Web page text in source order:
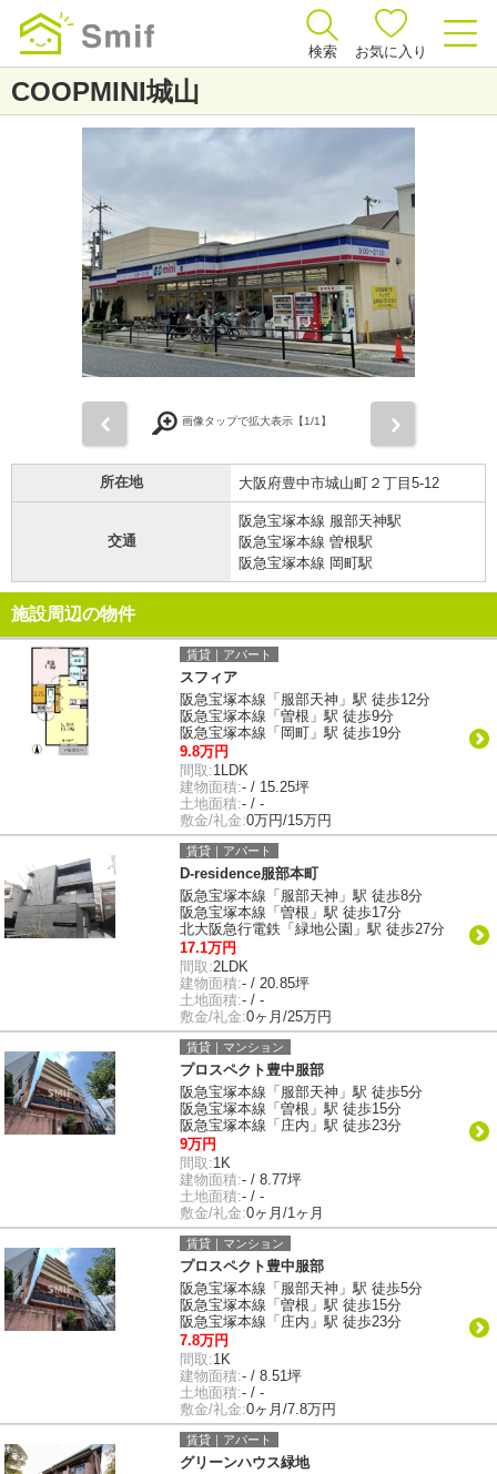
検索 お気に入り
COOPMINI城山
画像タップで拡大表示【1/1】
所在地 大阪府豊中市城山町２丁目5-12
交通
阪急宝塚本線 服部天神駅
阪急宝塚本線 曽根駅
阪急宝塚本線 岡町駅
施設周辺の物件
賃貸｜アパート
スフィア
阪急宝塚本線「服部天神」駅 徒歩12分
阪急宝塚本線「曽根」駅 徒歩9分
阪急宝塚本線「岡町」駅 徒歩19分
9.8万円
間取:1LDK
建物面積:- / 15.25坪
土地面積:- / -
敷金/礼金:0万円/15万円
賃貸｜アパート
D-residence服部本町
阪急宝塚本線「服部天神」駅 徒歩8分
阪急宝塚本線「曽根」駅 徒歩17分
北大阪急行電鉄「緑地公園」駅 徒歩27分
17.1万円
間取:2LDK
建物面積:- / 20.85坪
土地面積:- / -
敷金/礼金:0ヶ月/25万円
賃貸｜マンション
プロスペクト豊中服部
阪急宝塚本線「服部天神」駅 徒歩5分
阪急宝塚本線「曽根」駅 徒歩15分
阪急宝塚本線「庄内」駅 徒歩23分
9万円
間取:1K
建物面積:- / 8.77坪
土地面積:- / -
敷金/礼金:0ヶ月/1ヶ月
賃貸｜マンション
プロスペクト豊中服部
阪急宝塚本線「服部天神」駅 徒歩5分
阪急宝塚本線「曽根」駅 徒歩15分
阪急宝塚本線「庄内」駅 徒歩23分
7.8万円
間取:1K
建物面積:- / 8.51坪
土地面積:- / -
敷金/礼金:0ヶ月/7.8万円
賃貸｜アパート
グリーンハウス緑地